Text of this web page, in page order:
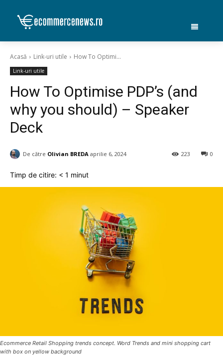
Acasă Link-uri utile How To Optimi...
Link-uri utile
How To Optimise PDP’s (and
why you should) – Speaker
Deck
De către Olivian BREDA aprilie 6, 2024 0
223
Timp de citire: < 1 minut
Ecommerce Retail Shopping trends concept. Word Trends and mini shopping cart
with box on yellow background